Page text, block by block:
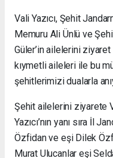
Vali Yazıcı, Şehit
Memuru Ali Ünlü ve
Güler’in ailelerini ziyaret
kıymetli aileleri ile bu
şehitlerimizi dualarla
Şehit ailelerini ziyarete
Yazıcı’nın yanı sıra İl
Özfidan ve eşi Dilek
Murat Ulucanlar eşi